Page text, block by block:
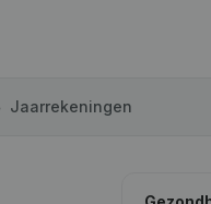
Jaar­rekeningen